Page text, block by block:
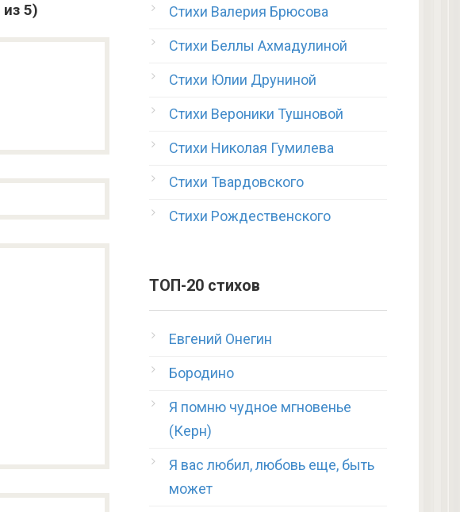
из 5) Стихи Валерия Брюсова
Стихи Беллы Ахмадулиной
Стихи Юлии Друниной
Стихи Вероники Тушновой
Стихи Николая Гумилева
Стихи Твардовского
Стихи Рождественского
ТОП-20 стихов
Евгений Онегин
Бородино
Я помню чудное мгновенье
(Керн)
Я вас любил, любовь еще, быть
может